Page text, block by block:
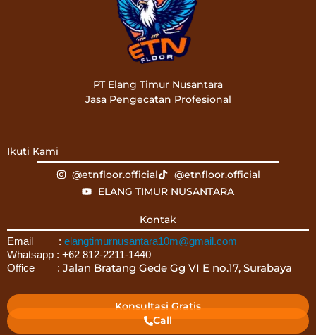
Konsultasi Gratis
Call
PT Elang Timur Nusantara
Jasa Pengecatan Profesional
Ikuti Kami
@etnfloor.official
@etnfloor.official
ELANG TIMUR NUSANTARA
Kontak
Email : elangtimurnusantara10m@gmail.com
Whatsapp : +62 812-2211-1440
Office : Jalan Bratang Gede Gg VI E no.17, Surabaya